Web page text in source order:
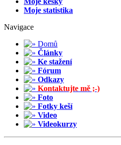
Moje statistika
Navigace
Domů
Články
Ke stažení
Fórum
Odkazy
Kontaktujte mě ;-)
Foto
Fotky keší
Video
Videokurzy